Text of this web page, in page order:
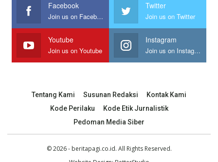
Facebook
Join us on Facebook
Twitter
Join us on Twitter
Youtube
Join us on Youtube
Instagram
Join us on Instagram
Tentang Kami Susunan Redaksi
Kontak Kami
Kode Perilaku
Kode Etik Jurnalistik
Pedoman Media Siber
© 2026 - beritapagi.co.id. All Rights Reserved.